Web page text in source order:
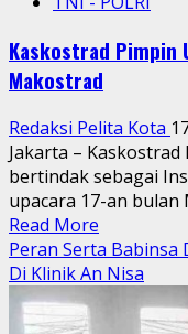
Kaskostrad Pimpin
Makostrad
Redaksi Pelita Kota
Jakarta –
bertindak sebagai
upacara 17-an bulan
Read More
more
about
Kaskostrad
Pimpin
Peran Serta Babinsa
Di Klinik An Nisa